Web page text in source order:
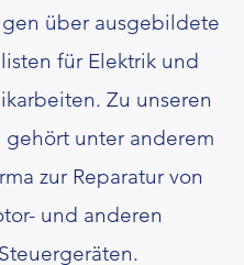
über ausgebildete
für Elektrik und
Zu unseren
gehört unter anderem
zur Reparatur von
und anderen
Steuergeräten.